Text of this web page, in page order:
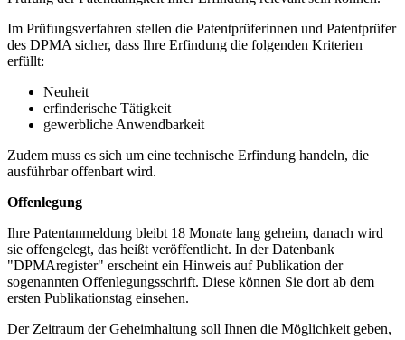
Im Prüfungsverfahren stellen die Patentprüferinnen und Patentprüfer
des DPMA sicher, dass Ihre Erfindung die folgenden Kriterien
erfüllt:
Neuheit
erfinderische Tätigkeit
gewerbliche Anwendbarkeit
Zudem muss es sich um eine technische Erfindung handeln, die
ausführbar offenbart wird.
Offenlegung
Ihre Patentanmeldung bleibt 18 Monate lang geheim, danach wird
sie offengelegt, das heißt veröffentlicht. In der Datenbank
"DPMAregister" erscheint ein Hinweis auf Publikation der
sogenannten Offenlegungsschrift. Diese können Sie dort ab dem
ersten Publikationstag einsehen.
Der Zeitraum der Geheimhaltung soll Ihnen die Möglichkeit geben,